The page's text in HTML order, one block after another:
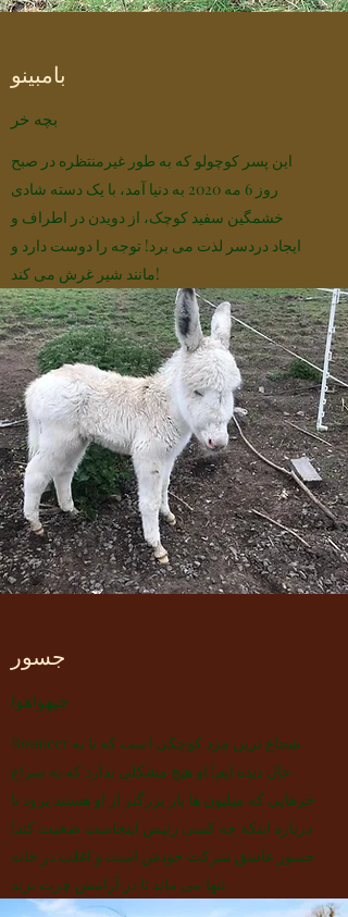
بامبینو
بچه خر
این پسر کوچولو که به طور غیرمنتظره در صبح
روز 6 مه 2020 به دنیا آمد، با یک دسته شادی
خشمگین سفید کوچک، از دویدن در اطراف و
ایجاد دردسر لذت می برد! توجه را دوست دارد و
مانند شیر غرش می کند!
جسور
چیهواهوا
Bouncer شجاع ترین مرد کوچکی است که تا به
حال دیده ایم! او هیچ مشکلی ندارد که به سراغ
خرهایی که میلیون ها بار بزرگتر از او هستند برود تا
درباره اینکه چه کسی رئیس اینجاست صحبت کند!
جسور عاشق شرکت خودش است و اغلب در خانه
تنها می ماند تا در آرامش چرت بزند.